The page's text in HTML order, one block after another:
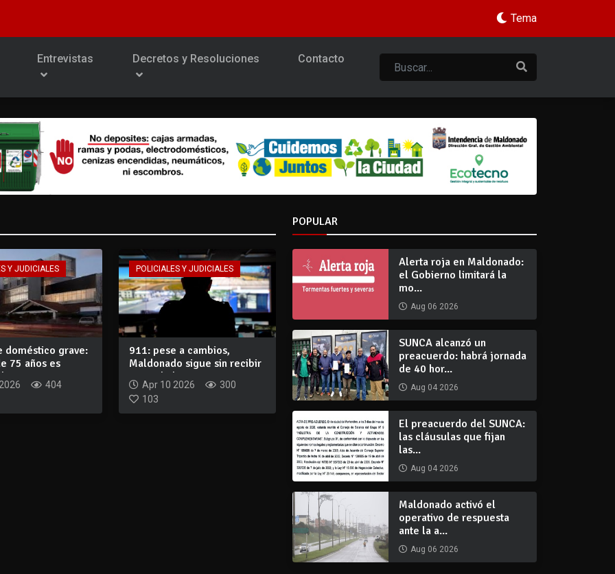
Tema
Entrevistas Decretos y Resoluciones Contacto
Y JUDICIALES
doméstico grave:
75 años es
u...
404
POLICIALES Y JUDICIALES
911: pese a cambios,
Maldonado sigue sin recibir
parte de la...
Apr 10 2026
300
103
POPULAR
Alerta roja en Maldonado:
el Gobierno limitará la
mo...
Aug 06 2026
SUNCA alcanzó un
preacuerdo: habrá jornada
de 40 hor...
Aug 04 2026
El preacuerdo del SUNCA:
las cláusulas que fijan
las...
Aug 04 2026
Maldonado activó el
operativo de respuesta
ante la a...
Aug 06 2026